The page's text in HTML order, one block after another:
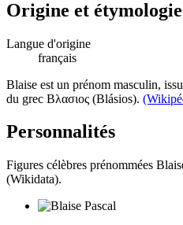
Origine et étymologie
Langue d'origine
français
Blaise est un prénom masculin,
du grec Βλασιος (Blásios).
Personnalités
Figures célèbres prénommées
(Wikidata).